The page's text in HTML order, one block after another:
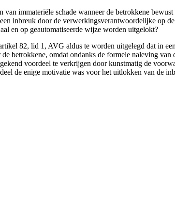
immateriële schade wanneer de betrokkene
inbreuk door de verwerkingsverantwoordelijke op
en op geautomatiseerde wijze worden uitgelokt?
82, lid 1, AVG aldus te worden uitgelegd dat in
betrokkene, omdat ondanks de formele naleving
voordeel te verkrijgen door kunstmatig de
de enige motivatie was voor het uitlokken van de